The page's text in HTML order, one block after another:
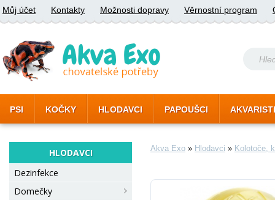
Můj účet Kontakty Možnosti dopravy Věrnostní program
PSI KOČKY HLODAVCI PAPOUŠCI
HLODAVCI
Dezinfekce
Domečky
Akva Exo » Hlodavci » Kolotoče,